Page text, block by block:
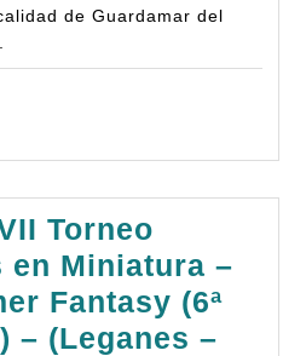
(Guardamar
Abril
2026)
de Guardamar del
Torneo
en Miniatura –
Fantasy (6ª
– (Leganes –